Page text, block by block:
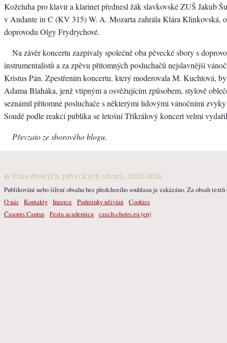
Koželuha pro klavír a klarinet přednesl žák slavkovské ZUŠ Jakub
v Andante in C (KV 315) W. A. Mozarta zahrála Klára Klinkovská,
doprovodu Olgy Frydrychové.
Na závěr koncertu zazpívaly společně oba pěvecké sbory s
instrumentalistů a za zpěvu přítomných posluchačů nejslavnější
Kristus Pán. Zpestřením koncertu, který moderovala M. Kuchtová,
Adama Blaháka, jenž vtipným a osvěžujícím způsobem, stylově
seznámil přítomné posluchače s některými lidovými vánočními
Soudě podle reakcí publika se letošní Tříkrálový koncert velmi
Převzato ze sborového blogu.
© Unie českých pěveckých sborů, 2003-2026
Publikování nebo šíření obsahu bez předchozího souhlasu je zakázáno. Za obsah
O nás Kontakty Inzerce Podmínky užívání Cookies
Časopis Cantus Festa academica czech-choirs.eu (en)